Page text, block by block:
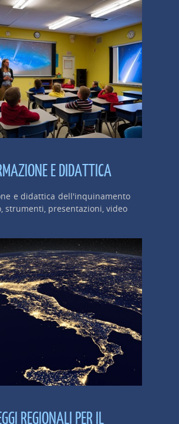
E DIDATTICA
e didattica dell'inquinamento
strumenti, presentazioni, video
REGIONALI PER IL